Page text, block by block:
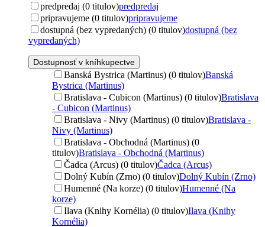
predpredaj (0 titulov)predpredaj
pripravujeme (0 titulov)pripravujeme
dostupná (bez vypredaných) (0 titulov)dostupná (bez
vypredaných)
Dostupnosť v kníhkupectve
Banská Bystrica (Martinus) (0 titulov)Banská
Bystrica (Martinus)
Bratislava - Cubicon (Martinus) (0 titulov)Bratislava
- Cubicon (Martinus)
Bratislava - Nivy (Martinus) (0 titulov)Bratislava -
Nivy (Martinus)
Bratislava - Obchodná (Martinus) (0
titulov)Bratislava - Obchodná (Martinus)
Čadca (Arcus) (0 titulov)Čadca (Arcus)
Dolný Kubín (Zrno) (0 titulov)Dolný Kubín (Zrno)
Humenné (Na korze) (0 titulov)Humenné (Na
korze)
Ilava (Knihy Kornélia) (0 titulov)Ilava (Knihy
Kornélia)